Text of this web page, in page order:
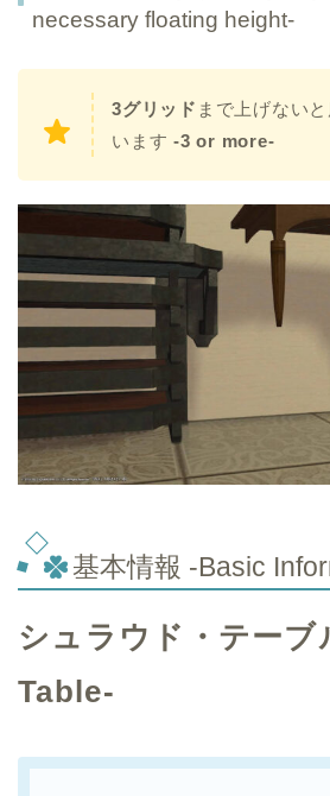
necessary floating height-
3グリッド まで上げない
います-3 or more-
基本情報 -Basic
シュラウド・テー
Table-